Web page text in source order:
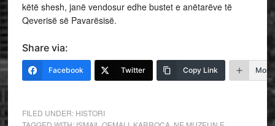
këtë shesh, janë vendosur edhe bustet e anëtarëve të
Qeverisë së Pavarësisë.
Share via:
Facebook Twitter Copy Link More
FILED UNDER: HISTORI